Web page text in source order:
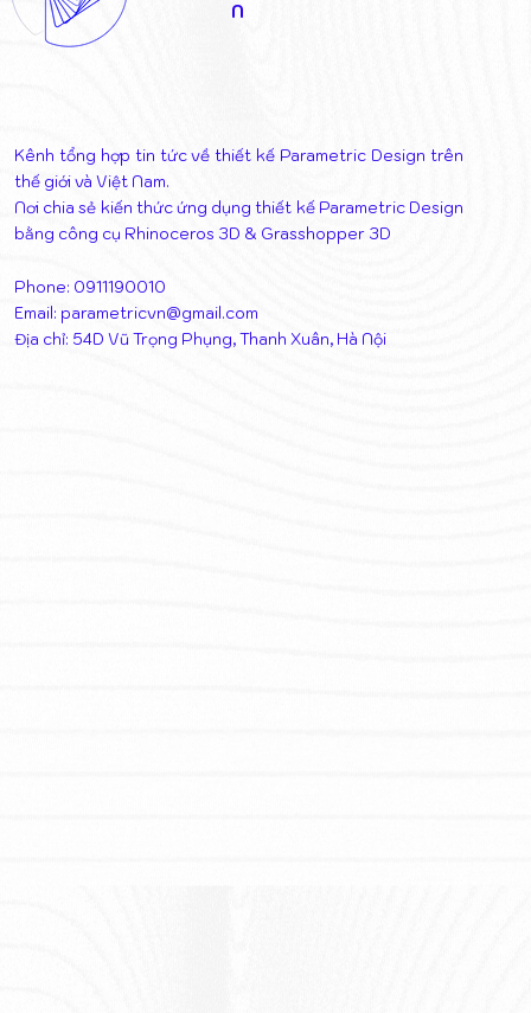
N
Kênh tổng hợp tin tức về thiết kế Parametric Design trên
thế giới và Việt Nam.
Nơi chia sẻ kiến thức ứng dụng thiết kế Parametric Design
bằng công cụ Rhinoceros 3D & Grasshopper 3D
Phone: 0911190010
Email: parametricvn@gmail.com
Địa chỉ: 54D Vũ Trọng Phụng, Thanh Xuân, Hà Nội